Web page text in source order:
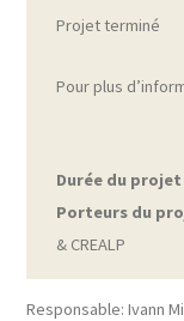
Projet terminé
Pour plus
Durée du projet
Porteurs du
& CREALP
Responsable: Ivann